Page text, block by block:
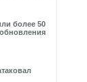
более 50